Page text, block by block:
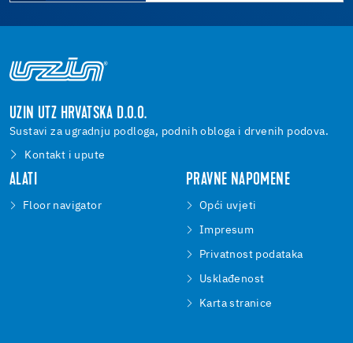
UZIN UTZ HRVATSKA D.O.O.
Sustavi za ugradnju podloga, podnih obloga i drvenih podova.
Kontakt i upute
ALATI
Floor navigator
PRAVNE NAPOMENE
Opći uvjeti
Impresum
Privatnost podataka
Usklađenost
Karta stranice